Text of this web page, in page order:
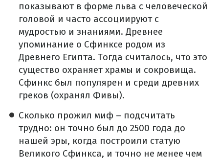
показывают в форме льва с человеческой
головой и часто ассоциируют с
мудростью и знаниями. Древнее
упоминание о Сфинксе родом из
Древнего Египта. Тогда считалось, что это
существо охраняет храмы и сокровища.
Сфинкс был популярен и среди древних
греков (охранял Фивы).
Сколько прожил миф – подсчитать
трудно: он точно был до 2500 года до
нашей эры, когда построили статую
Великого Сфинкса, и точно не менее чем